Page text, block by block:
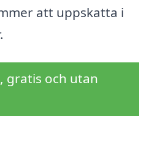
att uppskatta i
gratis och utan